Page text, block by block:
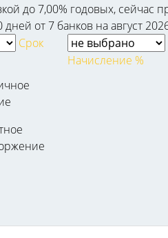
до 7,00% годовых, сейчас
от 7 банков на август
Срок
Начисление %